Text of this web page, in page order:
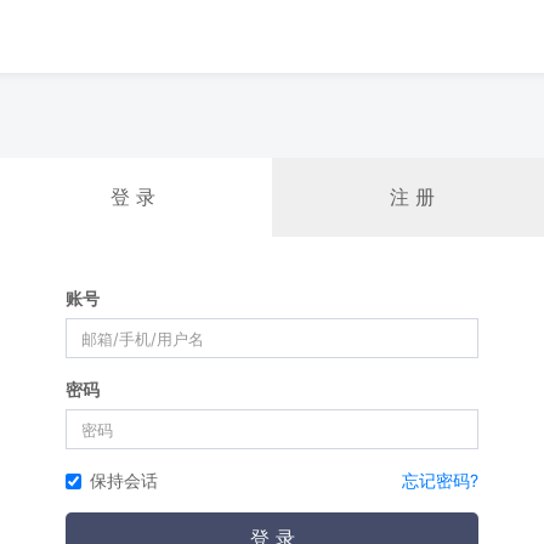
登 录 注 册
账号
密码
保持会话 忘记密码?
登 录